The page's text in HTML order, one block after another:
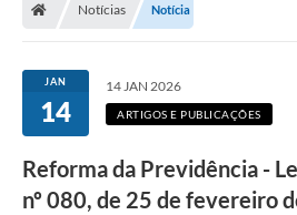
FINANCEIRO
WebMail
Notícias
Notícias Notícia
JAN
14
14 JAN 2026
ARTIGOS E PUBLICAÇÕES
Reforma da Previdência -
nº 080, de 25 de fevereiro